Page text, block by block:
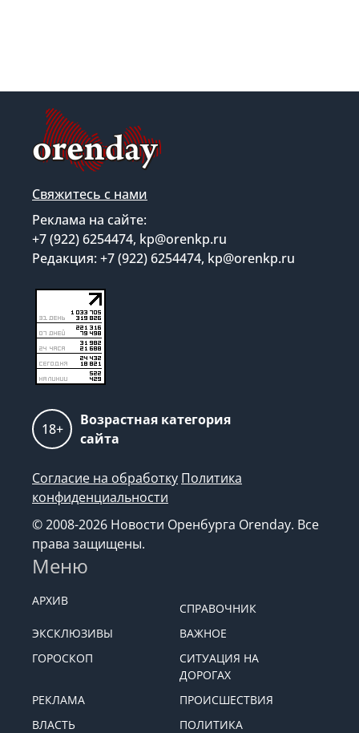
Свяжитесь с нами
Реклама на сайте:
+7 (922) 6254474, kp@orenkp.ru
Редакция: +7 (922) 6254474, kp@orenkp.ru
18+
Возрастная категория
сайта
Согласие на обработку Политика
конфиденциальности
© 2008-2026 Новости Оренбурга Orenday. Все
права защищены.
Меню
АРХИВ
СПРАВОЧНИК
ЭКСКЛЮЗИВЫ
ВАЖНОЕ
ГОРОСКОП
СИТУАЦИЯ НА
ДОРОГАХ
РЕКЛАМА
ПРОИСШЕСТВИЯ
ВЛАСТЬ
ПОЛИТИКА